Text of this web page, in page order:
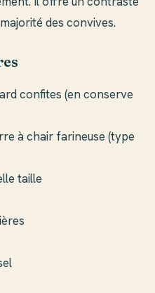
des convives.
confites (en conserve
à chair farineuse (type
taille